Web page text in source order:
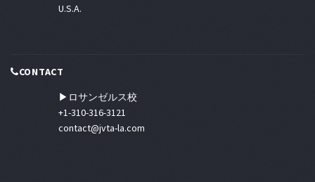
U.S.A.
CONTACT
▶ロサンゼルス校
+1-310-316-3121
contact@jvta-la.com